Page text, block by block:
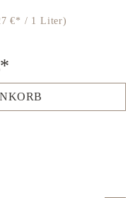
€* / 1 Liter)